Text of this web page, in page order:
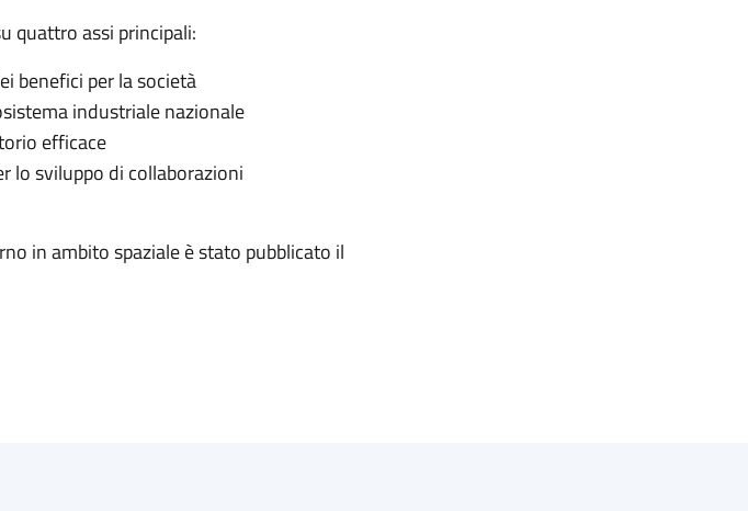
quattro assi principali:
benefici per la società
industriale nazionale
efficace
lo sviluppo di collaborazioni
in ambito spaziale è stato pubblicato il